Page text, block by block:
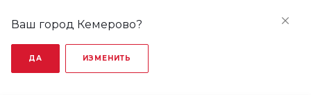
Ваш город Кемерово?
ДА ИЗМЕНИТЬ